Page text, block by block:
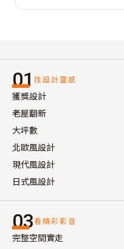
消費者的品牌價值。
牌標誌“狩獵號角”為商
進，不斷提升產品現代化
與使用的便利性。<br>
01 找設計靈感
獲獎設計
老屋翻新
大坪數
北歐風設計
現代風設計
日式風設計
03看精彩影音
完整空間實走